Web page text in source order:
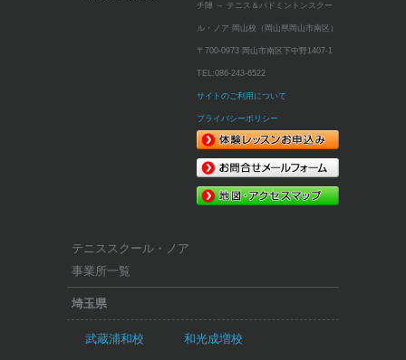
チ陣 ～ テニス＆バドミントンスクー
ル・ノア 岡山校（岡山県岡山市南区）
〒700-0973 岡山市南区下中野1407-1
TEL:086-243-6522
サイトのご利用について
プライバシーポリシー
テニススクール・ノア
事業所一覧
埼玉県
武蔵浦和校 和光成増校